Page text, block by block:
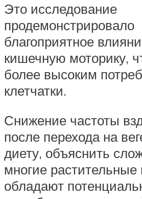
Это исследование
продемонстрировало
благоприятное
кишечную моторику,
более высоким
клетчатки.
Снижение частоты
после перехода на
диету, объяснить
многие растительные
обладают